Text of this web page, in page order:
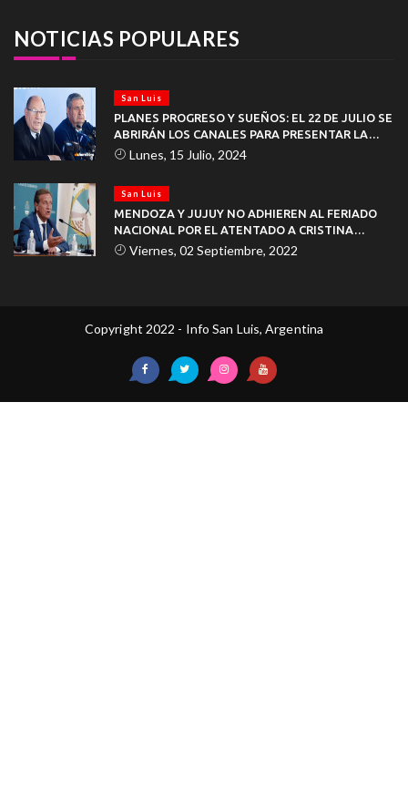
NOTICIAS POPULARES
San Luis
PLANES PROGRESO Y SUEÑOS: EL 22 DE JULIO SE
ABRIRÁN LOS CANALES PARA PRESENTAR LA
DOCUMENTACIÓN
Lunes, 15 Julio, 2024
San Luis
MENDOZA Y JUJUY NO ADHIEREN AL FERIADO
NACIONAL POR EL ATENTADO A CRISTINA
KIRCHNER
Viernes, 02 Septiembre, 2022
Copyright 2022 - Info San Luis, Argentina